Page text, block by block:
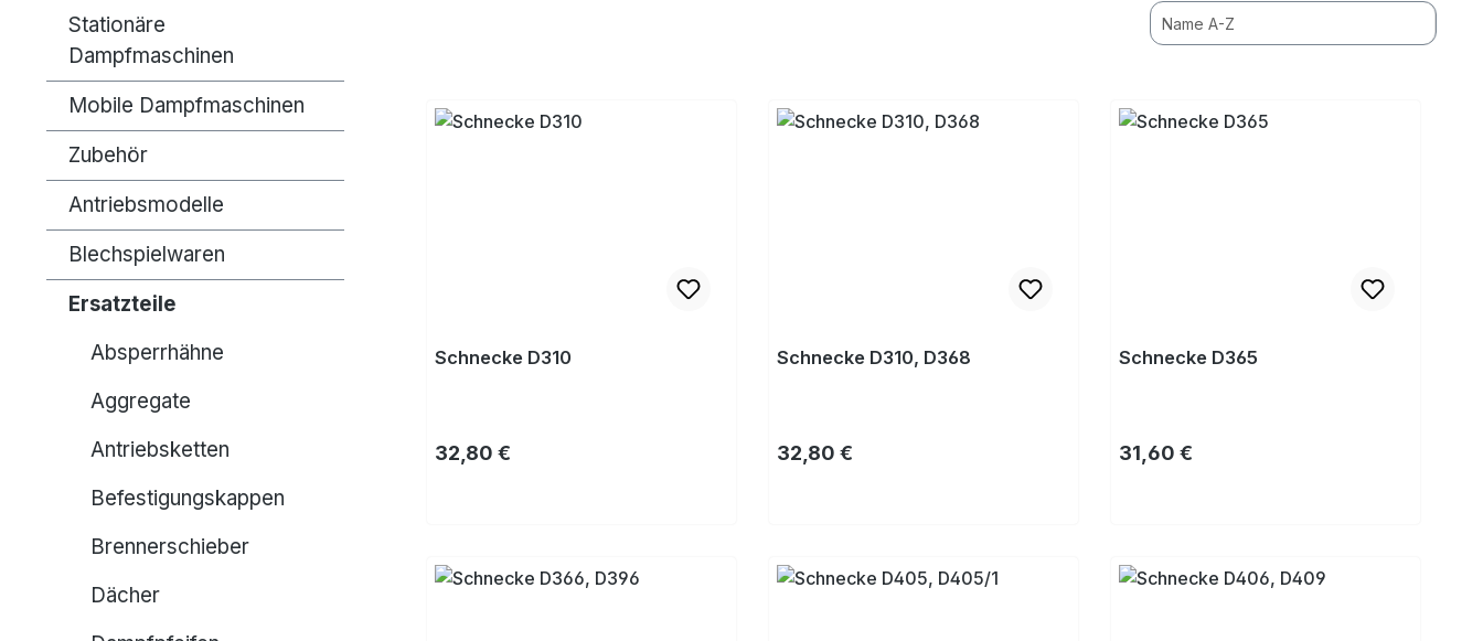
Stationäre
Dampfmaschinen
Mobile Dampfmaschinen
Zubehör
Antriebsmodelle
Blechspielwaren
Ersatzteile
Absperrhähne
Aggregate
Antriebsketten
Befestigungskappen
Brennerschieber
Dächer
Schnecke D310
Regulärer Preis:
32,80 €
Schnecke D310, D368
Regulärer Preis:
32,80 €
Schnecke D365
Regulärer Preis:
31,60 €